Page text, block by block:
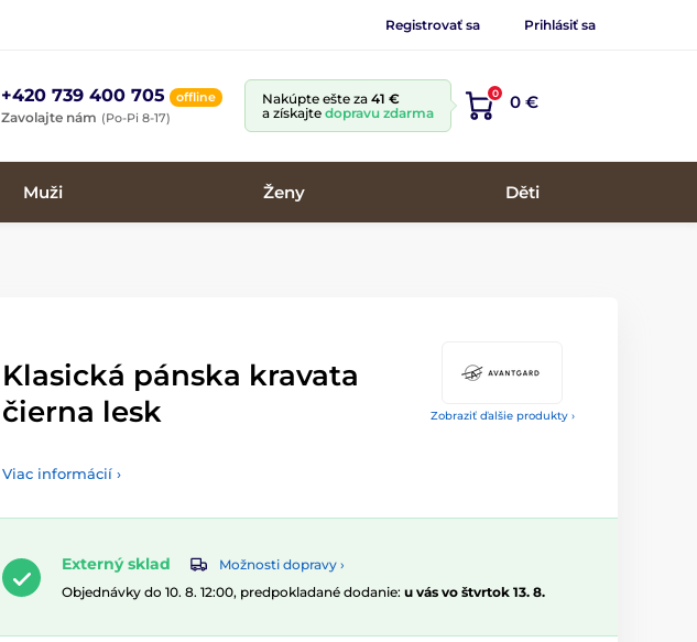
Registrovať sa Prihlásiť sa
+420 739 400 705 offline
Zavolajte nám (Po-Pi 8-17)
Nakúpte ešte za 41 €
a získajte dopravu zdarma
0 0 €
Muži Ženy Děti
Zobraziť ďalšie produkty ›
Klasická pánska kravata
čierna lesk
Viac informácií ›
Externý sklad
Možnosti dopravy ›
Objednávky do 10. 8. 12:00, predpokladané dodanie: u vás vo štvrtok 13. 8.